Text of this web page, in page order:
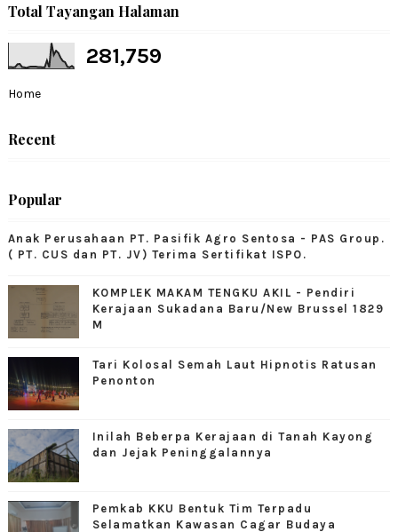
Total Tayangan Halaman
281,759
Home
Recent
Popular
Anak Perusahaan PT. Pasifik Agro Sentosa - PAS Group.
( PT. CUS dan PT. JV) Terima Sertifikat ISPO.
KOMPLEK MAKAM TENGKU AKIL - Pendiri
Kerajaan Sukadana Baru/New Brussel 1829
M
Tari Kolosal Semah Laut Hipnotis Ratusan
Penonton
Inilah Beberpa Kerajaan di Tanah Kayong
dan Jejak Peninggalannya
Pemkab KKU Bentuk Tim Terpadu
Selamatkan Kawasan Cagar Budaya